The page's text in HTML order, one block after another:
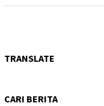
TRANSLATE
CARI BERITA